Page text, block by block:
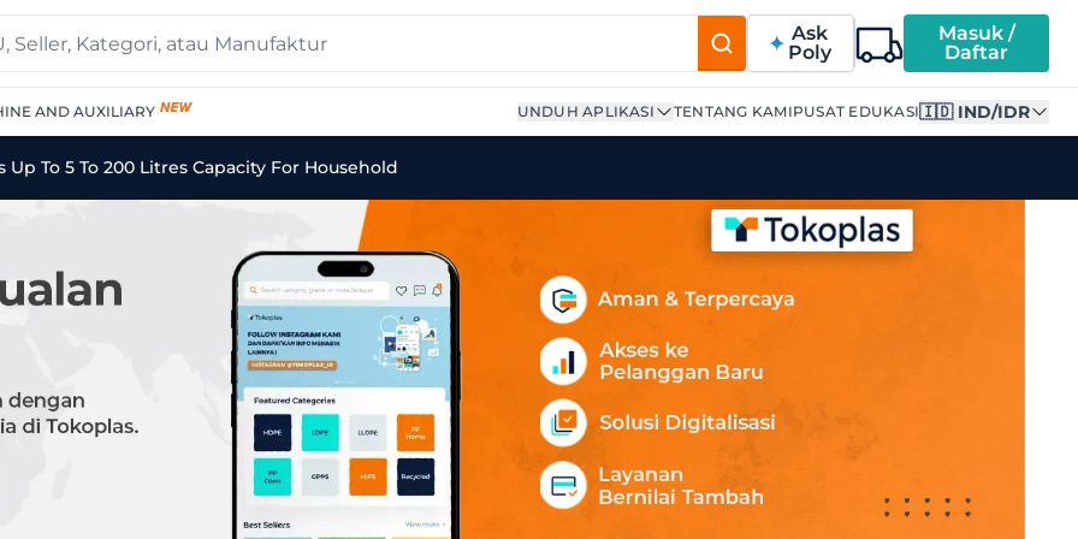
Ask
Poly
Masuk /
Daftar
AND AUXILIARY UNDUH APLIKASI TENTANG KAMIPUSAT EDUKASI🇮🇩 IND/IDR
To 5 To 200 Litres Capacity For Household
Moulded Containers Up To 5 To 200 Litres